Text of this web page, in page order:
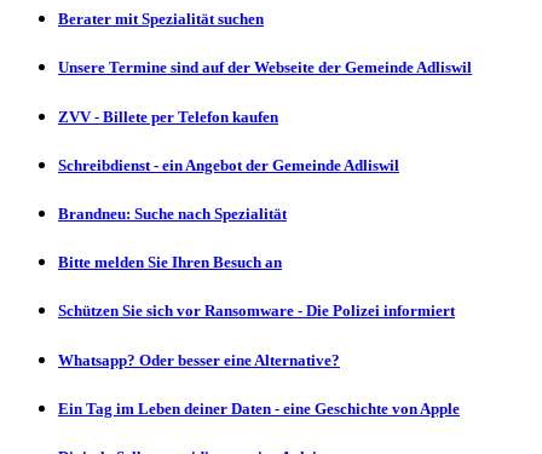
Berater mit Spezialität suchen
Unsere Termine sind auf der Webseite der Gemeinde Adliswil
ZVV - Billete per Telefon kaufen
Schreibdienst - ein Angebot der Gemeinde Adliswil
Brandneu: Suche nach Spezialität
Bitte melden Sie Ihren Besuch an
Schützen Sie sich vor Ransomware - Die Polizei informiert
Whatsapp? Oder besser eine Alternative?
Ein Tag im Leben deiner Daten - eine Geschichte von Apple